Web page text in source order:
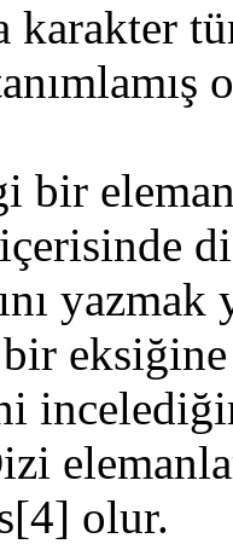
karakter
bir
olur.